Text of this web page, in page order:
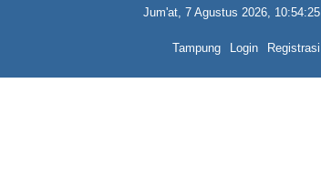
Jum'at, 7 Agustus 2026, 10:54:25
Tampung Login Registrasi